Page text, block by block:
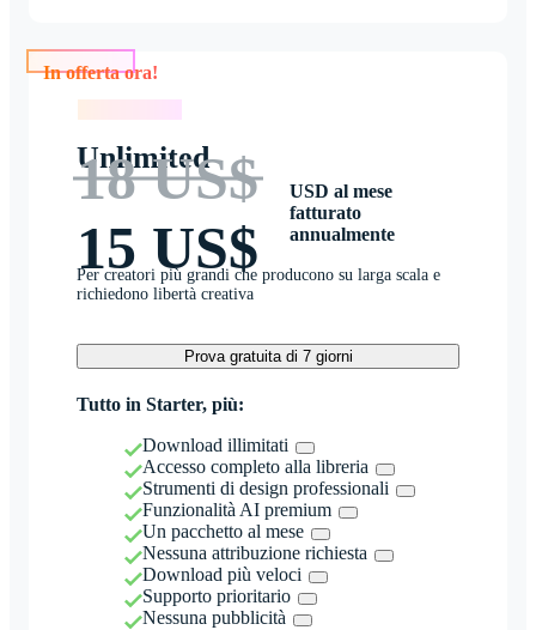
Unlimited
18 US$
15 US$
USD al mese
fatturato
annualmente
Per creatori più grandi che producono su larga scala e
richiedono libertà creativa
Prova gratuita di 7 giorni
Tutto in Starter, più:
Download illimitati
Accesso completo alla libreria
Strumenti di design professionali
Funzionalità AI premium
Un pacchetto al mese
Nessuna attribuzione richiesta
Download più veloci
Supporto prioritario
Nessuna pubblicità